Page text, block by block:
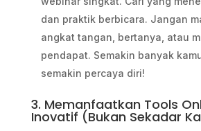
dan praktik berbicara. Jangan
angkat tangan, bertanya, atau
pendapat. Semakin banyak
semakin percaya diri!
3. Memanfaatkan Tools
Inovatif (Bukan Sekadar